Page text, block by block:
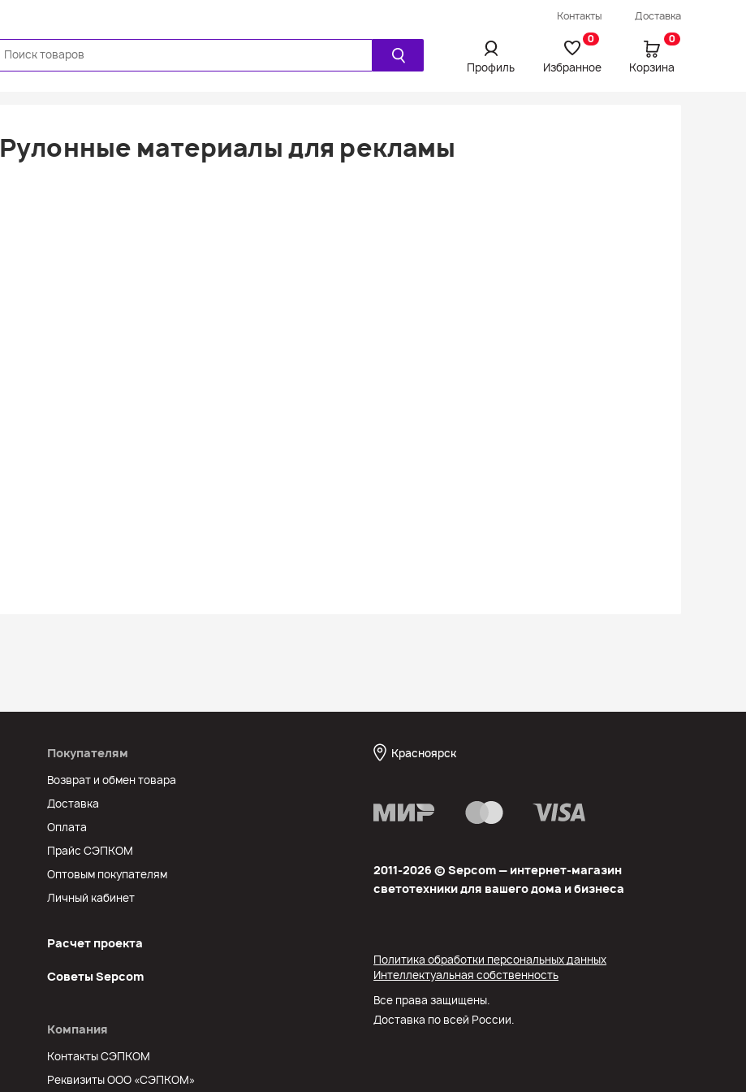
Контакты Доставка
Профиль
0
Избранное
0
Корзина
Рулонные материалы для рекламы
Покупателям
Возврат и обмен товара
Доставка
Оплата
Прайс СЭПКОМ
Оптовым покупателям
Личный кабинет
Расчет проекта
Советы Sеpcom
Компания
Контакты СЭПКОМ
Реквизиты ООО «СЭПКОМ»
Красноярск
2011-2026 © Sеpcom — интернет-магазин
светотехники для вашего дома и бизнеса
Политика обработки персональных данных
Интеллектуальная собственность
Все права защищены.
Доставка по всей России.